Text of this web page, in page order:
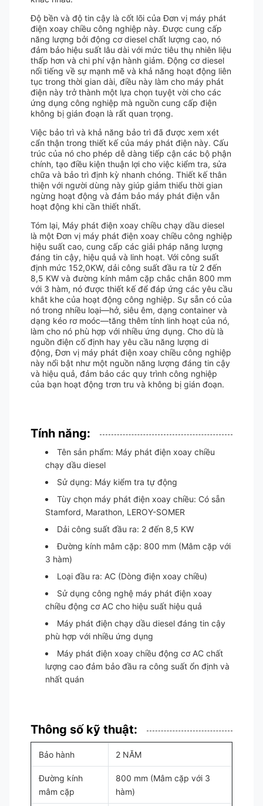
Độ bền và độ tin cậy là cốt lõi của Đơn vị máy phát
điện xoay chiều công nghiệp này. Được cung cấp
năng lượng bởi động cơ diesel chất lượng cao, nó
đảm bảo hiệu suất lâu dài với mức tiêu thụ nhiên liệu
thấp hơn và chi phí vận hành giảm. Động cơ diesel
nổi tiếng về sự mạnh mẽ và khả năng hoạt động liên
tục trong thời gian dài, điều này làm cho máy phát
điện này trở thành một lựa chọn tuyệt vời cho các
ứng dụng công nghiệp mà nguồn cung cấp điện
không bị gián đoạn là rất quan trọng.
Việc bảo trì và khả năng bảo trì đã được xem xét
cẩn thận trong thiết kế của máy phát điện này. Cấu
trúc của nó cho phép dễ dàng tiếp cận các bộ phận
chính, tạo điều kiện thuận lợi cho việc kiểm tra, sửa
chữa và bảo trì định kỳ nhanh chóng. Thiết kế thân
thiện với người dùng này giúp giảm thiểu thời gian
ngừng hoạt động và đảm bảo máy phát điện vẫn
hoạt động khi cần thiết nhất.
Tóm lại, Máy phát điện xoay chiều chạy dầu diesel
là một Đơn vị máy phát điện xoay chiều công nghiệp
hiệu suất cao, cung cấp các giải pháp năng lượng
đáng tin cậy, hiệu quả và linh hoạt. Với công suất
định mức 152,0KW, dải công suất đầu ra từ 2 đến
8,5 KW và đường kính mâm cặp chắc chắn 800 mm
với 3 hàm, nó được thiết kế để đáp ứng các yêu cầu
khắt khe của hoạt động công nghiệp. Sự sẵn có của
nó trong nhiều loại—hở, siêu êm, dạng container và
dạng kéo rơ moóc—tăng thêm tính linh hoạt của nó,
làm cho nó phù hợp với nhiều ứng dụng. Cho dù là
nguồn điện cố định hay yêu cầu năng lượng di
động, Đơn vị máy phát điện xoay chiều công nghiệp
này nổi bật như một nguồn năng lượng đáng tin cậy
và hiệu quả, đảm bảo các quy trình công nghiệp
của bạn hoạt động trơn tru và không bị gián đoạn.
Tính năng:
Tên sản phẩm: Máy phát điện xoay chiều
chạy dầu diesel
Sử dụng: Máy kiểm tra tự động
Tùy chọn máy phát điện xoay chiều: Có sẵn
Stamford, Marathon, LEROY-SOMER
Dải công suất đầu ra: 2 đến 8,5 KW
Đường kính mâm cặp: 800 mm (Mâm cặp với
3 hàm)
Loại đầu ra: AC (Dòng điện xoay chiều)
Sử dụng công nghệ máy phát điện xoay
chiều động cơ AC cho hiệu suất hiệu quả
Máy phát điện chạy dầu diesel đáng tin cậy
phù hợp với nhiều ứng dụng
Máy phát điện xoay chiều động cơ AC chất
lượng cao đảm bảo đầu ra công suất ổn định và
nhất quán
Thông số kỹ thuật:
Bảo hành 2 NĂM
Đường kính
mâm cặp
800 mm (Mâm cặp với 3
hàm)